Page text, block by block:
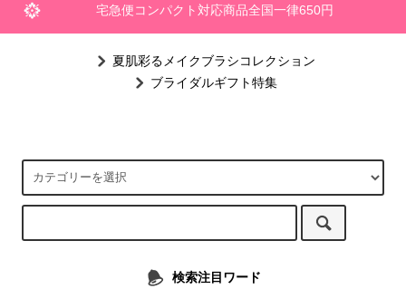
宅急便コンパクト対応商品全国一律650円
夏肌彩るメイクブラシコレクション
ブライダルギフト特集
検索注目ワード